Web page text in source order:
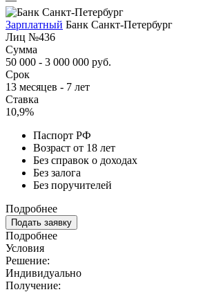
Зарплатный Банк Санкт-Петербург
Лиц №436
Сумма
50 000 - 3 000 000 руб.
Срок
13 месяцев - 7 лет
Ставка
10,9%
Паспорт РФ
Возраст от 18 лет
Без справок о доходах
Без залога
Без поручителей
Подробнее
Подать заявку
Подробнее
Условия
Решение:
Индивидуально
Получение: